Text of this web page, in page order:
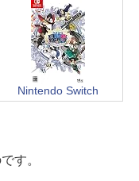
Nintendo Switch
す。